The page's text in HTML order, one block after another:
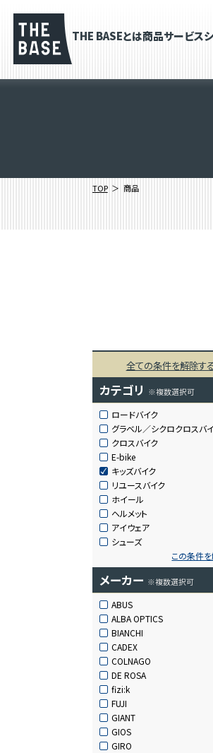
THE BASEとは商品サービス
TOP 商品
全ての条件を解除す
カテゴリ ※複数選択可
ロードバイク
グラベル／シクロクロスバ
クロスバイク
E-bike
キッズバイク
リユースバイク
ホイール
ヘルメット
アイウェア
シューズ
この条件
メーカー ※複数選択可
ABUS
ALBA OPTICS
BIANCHI
CADEX
COLNAGO
DE ROSA
fizi:k
FUJI
GIANT
GIOS
GIRO